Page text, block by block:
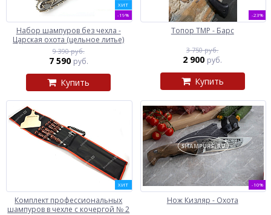
ХИТ
-19%
Набор шампуров без чехла -
Царская охота (цельное литье)
9 390 руб.
7 590 руб.
Купить
-23%
Топор ТМР - Барс
3 750 руб.
2 900 руб.
Купить
ХИТ
Комплект профессиональных
шампуров в чехле с кочергой № 2
-10%
Нож Кизляр - Охота